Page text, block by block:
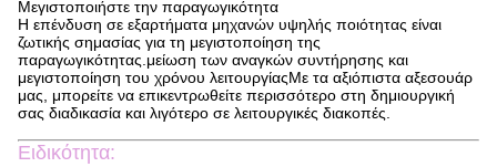
Μεγιστοποιήστε την παραγωγικότητα
Η επένδυση σε εξαρτήματα μηχανών υψηλής ποιότητας είναι
ζωτικής σημασίας για τη μεγιστοποίηση της
παραγωγικότητας.μείωση των αναγκών συντήρησης και
μεγιστοποίηση του χρόνου λειτουργίαςΜε τα αξιόπιστα αξεσουάρ
μας, μπορείτε να επικεντρωθείτε περισσότερο στη δημιουργική
σας διαδικασία και λιγότερο σε λειτουργικές διακοπές.
Ειδικότητα: